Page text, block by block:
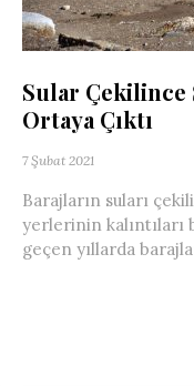
Sular
Ortaya Çıktı
7 Şubat 2021
Barajların suları
yerlerinin kalıntıları
geçen yıllarda